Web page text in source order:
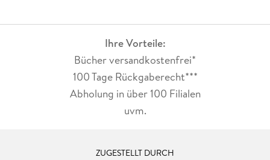
Ihre Vorteile:
Bücher versandkostenfrei*
100 Tage Rückgaberecht***
Abholung in über 100 Filialen
uvm.
ZUGESTELLT DURCH